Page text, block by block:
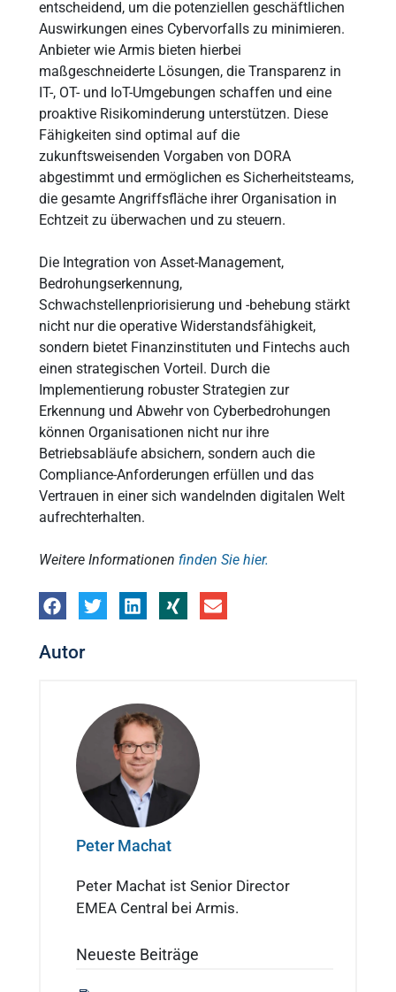
entscheidend, um die potenziellen geschäftlichen
Auswirkungen eines Cybervorfalls zu minimieren.
Anbieter wie Armis bieten hierbei
maßgeschneiderte Lösungen, die Transparenz in
IT-, OT- und IoT-Umgebungen schaffen und eine
proaktive Risikominderung unterstützen. Diese
Fähigkeiten sind optimal auf die
zukunftsweisenden Vorgaben von DORA
abgestimmt und ermöglichen es Sicherheitsteams,
die gesamte Angriffsfläche ihrer Organisation in
Echtzeit zu überwachen und zu steuern.
Die Integration von Asset-Management,
Bedrohungserkennung,
Schwachstellenpriorisierung und -behebung stärkt
nicht nur die operative Widerstandsfähigkeit,
sondern bietet Finanzinstituten und Fintechs auch
einen strategischen Vorteil. Durch die
Implementierung robuster Strategien zur
Erkennung und Abwehr von Cyberbedrohungen
können Organisationen nicht nur ihre
Betriebsabläufe absichern, sondern auch die
Compliance-Anforderungen erfüllen und das
Vertrauen in einer sich wandelnden digitalen Welt
aufrechterhalten.
Weitere Informationen finden Sie hier.
Autor
Peter Machat
Peter Machat ist Senior Director
EMEA Central bei Armis.
Neueste Beiträge